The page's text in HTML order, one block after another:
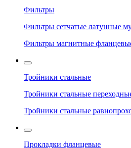
Фильтры
Фильтры сетчатые латунные
Фильтры магнитные
Тройники стальные
Тройники стальные
Тройники стальные
Прокладки фланцевые